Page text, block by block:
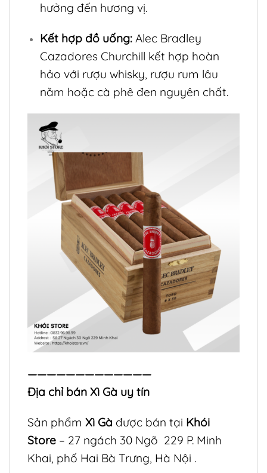
hưởng đến hương vị.
Kết hợp đồ uống:Alec Bradley
Cazadores Churchill kết hợp hoàn
hảo với rượu whisky, rượu rum lâu
năm hoặc cà phê đen nguyên chất.
—————————————
Địa chỉ bán Xì Gà uy tín
Sản phẩm Xì Gà được bán tại Khói
Store – 27 ngách 30 Ngõ 229 P. Minh
Khai, phố Hai Bà Trưng, Hà Nội .